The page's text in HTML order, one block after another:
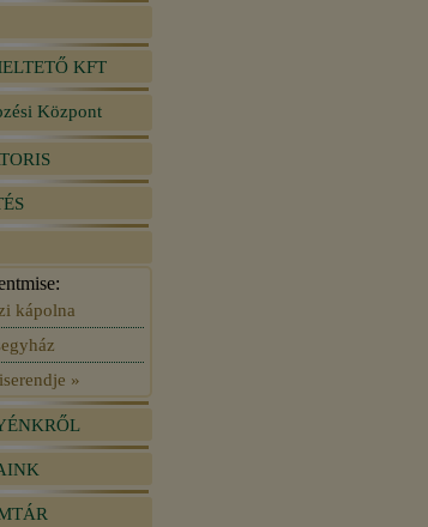
KFT
Központ
kápolna
»